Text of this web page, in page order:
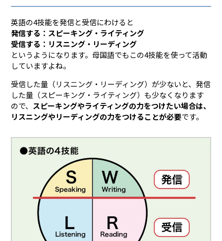
英語の4技能を発信と受信にわけると
発信する：スピーキング・ライティング
受信する：リスニング・リーディング
というようになります。母国語でもこの4技能を使って活動
していますよね。
受信した量（リスニング・リーディング）が少ないと、発信
した量（スピーキング・ライティング）も少なくなります
ので、 スピーキングやライティングの力をつけたい場合は、
リスニングやリーディングの力をつけることが必要です。